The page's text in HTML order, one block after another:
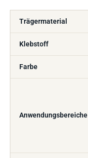
Trägermaterial
Klebstoff
Farbe
Anwendungsbereiche